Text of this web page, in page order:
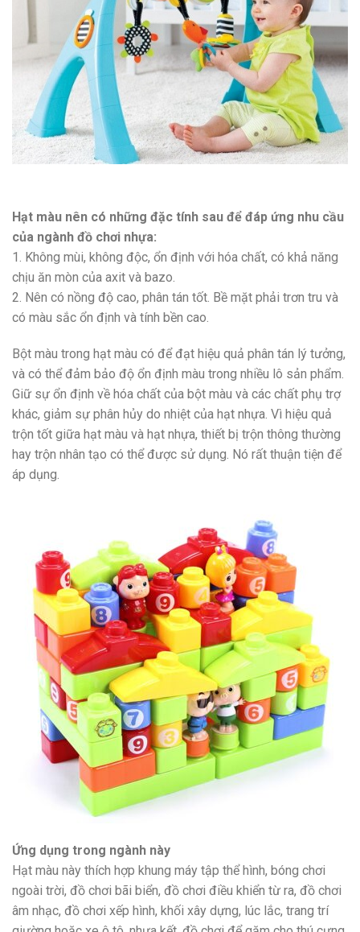
Hạt màu nên có những đặc tính sau để đáp ứng nhu cầu
của ngành đồ chơi nhựa:
1. Không mùi, không độc, ổn định với hóa chất, có khả năng
chịu ăn mòn của axit và bazo.
2. Nên có nồng độ cao, phân tán tốt. Bề mặt phải trơn tru và
có màu sắc ổn định và tính bền cao.
Bột màu trong hạt màu có để đạt hiệu quả phân tán lý tưởng,
và có thể đảm bảo độ ổn định màu trong nhiều lô sản phẩm.
Giữ sự ổn định về hóa chất của bột màu và các chất phụ trợ
khác, giảm sự phân hủy do nhiệt của hạt nhựa. Vì hiệu quả
trộn tốt giữa hạt màu và hạt nhựa, thiết bị trộn thông thường
hay trộn nhân tạo có thể được sử dụng. Nó rất thuận tiện để
áp dụng.
Ứng dụng trong ngành này
Hạt màu này thích hợp khung máy tập thể hình, bóng chơi
ngoài trời, đồ chơi bãi biển, đồ chơi điều khiển từ ra, đồ chơi
âm nhạc, đồ chơi xếp hình, khối xây dựng, lúc lắc, trang trí